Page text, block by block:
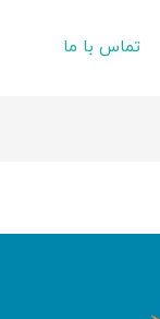
تماس با ما